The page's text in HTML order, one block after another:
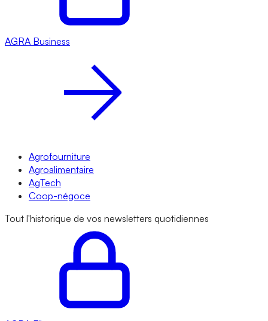
AGRA Business
Agrofourniture
Agroalimentaire
AgTech
Coop-négoce
Tout l'historique de vos newsletters quotidiennes